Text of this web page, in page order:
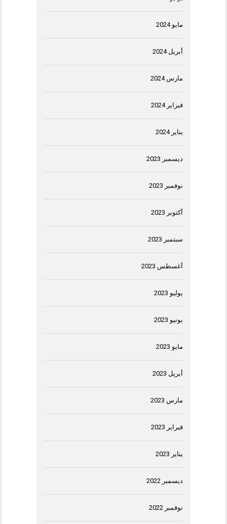
مايو 2024
أبريل 2024
مارس 2024
فبراير 2024
يناير 2024
ديسمبر 2023
نوفمبر 2023
أكتوبر 2023
سبتمبر 2023
أغسطس 2023
يوليو 2023
يونيو 2023
مايو 2023
أبريل 2023
مارس 2023
فبراير 2023
يناير 2023
ديسمبر 2022
نوفمبر 2022